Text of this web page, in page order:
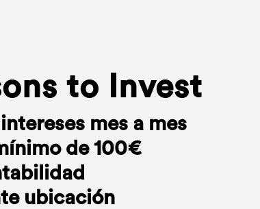
to Invest
mes a mes
de 100€
ubicación